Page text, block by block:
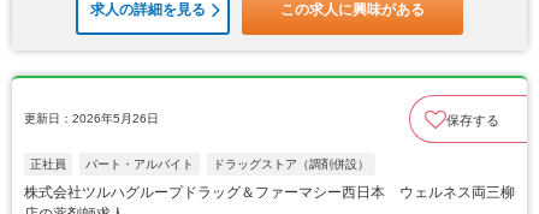
求人の詳細を見る この求人に興味がある
更新日：2026年5月26日 保存する
正社員 パート・アルバイト ドラッグストア（調剤併設）
株式会社ツルハグループドラッグ＆ファーマシー西日本 ウェルネス両三柳